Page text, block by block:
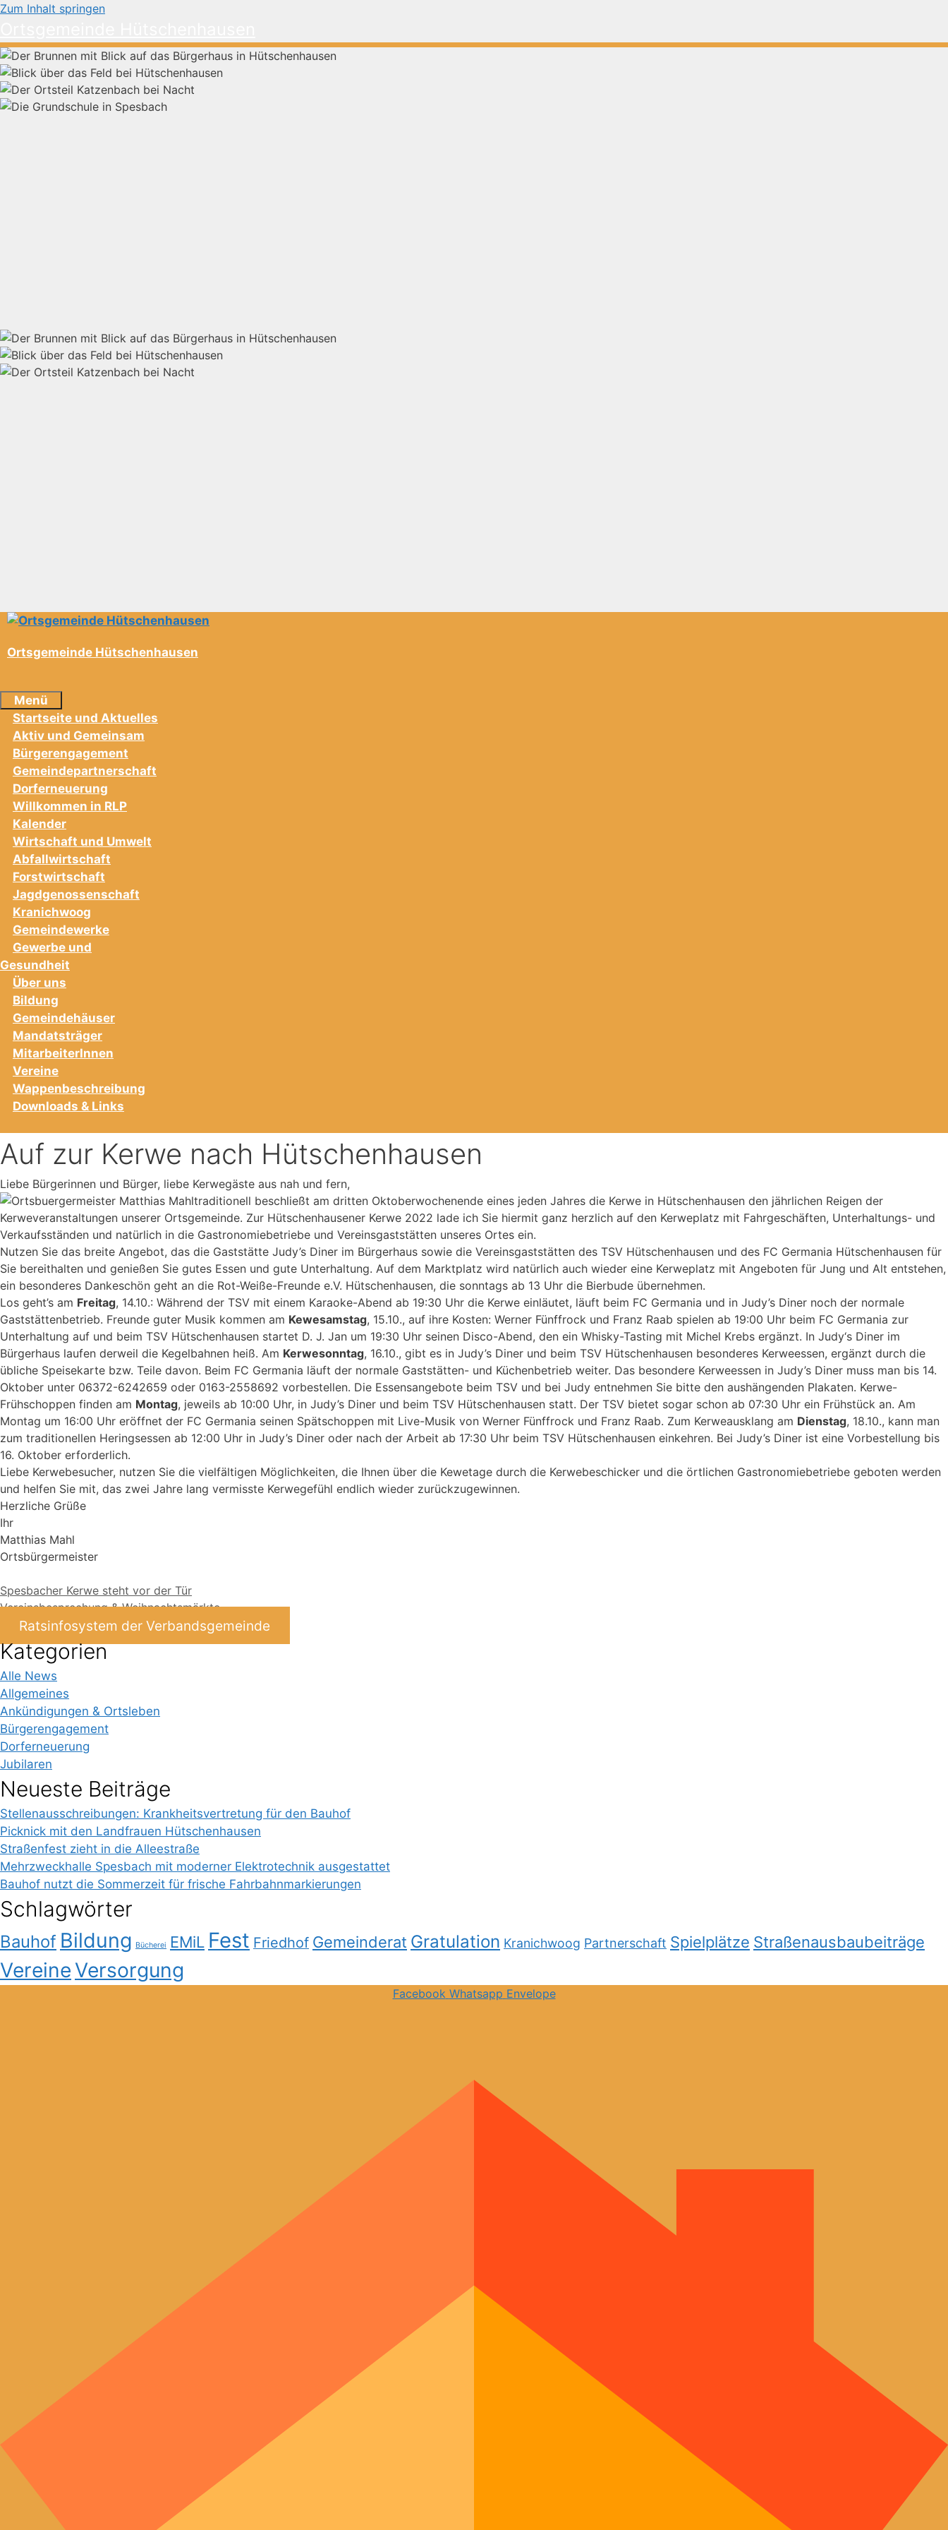
Zum Inhalt springen
Ortsgemeinde Hütschenhausen
Menü
Startseite und Aktuelles
Aktiv und Gemeinsam
Bürgerengagement
Gemeindepartnerschaft
Dorferneuerung
Willkommen in RLP
Kalender
Wirtschaft und Umwelt
Abfallwirtschaft
Forstwirtschaft
Jagdgenossenschaft
Kranichwoog
Gemeindewerke
Gewerbe und
Gesundheit
Über uns
Bildung
Gemeindehäuser
Mandatsträger
MitarbeiterInnen
Vereine
Wappenbeschreibung
Downloads & Links
Auf zur Kerwe nach Hütschenhausen
Liebe Bürgerinnen und Bürger, liebe Kerwegäste aus nah und fern,
traditionell beschließt am dritten Oktoberwochenende eines jeden Jahres die Kerwe in Hütschenhausen den jährlichen Reigen der
Kerweveranstaltungen unserer Ortsgemeinde. Zur Hütschenhausener Kerwe 2022 lade ich Sie hiermit ganz herzlich auf den Kerweplatz mit Fahrgeschäften, Unterhaltungs- und
Verkaufsständen und natürlich in die Gastronomiebetriebe und Vereinsgaststätten unseres Ortes ein.
Nutzen Sie das breite Angebot, das die Gaststätte Judy’s Diner im Bürgerhaus sowie die Vereinsgaststätten des TSV Hütschenhausen und des FC Germania Hütschenhausen für
Sie bereithalten und genießen Sie gutes Essen und gute Unterhaltung. Auf dem Marktplatz wird natürlich auch wieder eine Kerweplatz mit Angeboten für Jung und Alt entstehen,
ein besonderes Dankeschön geht an die Rot-Weiße-Freunde e.V. Hütschenhausen, die sonntags ab 13 Uhr die Bierbude übernehmen.
Los geht’s am Freitag, 14.10.: Während der TSV mit einem Karaoke-Abend ab 19:30 Uhr die Kerwe einläutet, läuft beim FC Germania und in Judy’s Diner noch der normale
Gaststättenbetrieb. Freunde guter Musik kommen am Kewesamstag, 15.10., auf ihre Kosten: Werner Fünffrock und Franz Raab spielen ab 19:00 Uhr beim FC Germania zur
Unterhaltung auf und beim TSV Hütschenhausen startet D. J. Jan um 19:30 Uhr seinen Disco-Abend, den ein Whisky-Tasting mit Michel Krebs ergänzt. In Judy‘s Diner im
Bürgerhaus laufen derweil die Kegelbahnen heiß. Am Kerwesonntag, 16.10., gibt es in Judy’s Diner und beim TSV Hütschenhausen besonderes Kerweessen, ergänzt durch die
übliche Speisekarte bzw. Teile davon. Beim FC Germania läuft der normale Gaststätten- und Küchenbetrieb weiter. Das besondere Kerweessen in Judy’s Diner muss man bis 14.
Oktober unter 06372-6242659 oder 0163-2558692 vorbestellen. Die Essensangebote beim TSV und bei Judy entnehmen Sie bitte den aushängenden Plakaten. Kerwe-
Frühschoppen finden am Montag, jeweils ab 10:00 Uhr, in Judy’s Diner und beim TSV Hütschenhausen statt. Der TSV bietet sogar schon ab 07:30 Uhr ein Frühstück an. Am
Montag um 16:00 Uhr eröffnet der FC Germania seinen Spätschoppen mit Live-Musik von Werner Fünffrock und Franz Raab. Zum Kerweausklang am Dienstag, 18.10., kann man
zum traditionellen Heringsessen ab 12:00 Uhr in Judy’s Diner oder nach der Arbeit ab 17:30 Uhr beim TSV Hütschenhausen einkehren. Bei Judy’s Diner ist eine Vorbestellung bis
16. Oktober erforderlich.
Liebe Kerwebesucher, nutzen Sie die vielfältigen Möglichkeiten, die Ihnen über die Kewetage durch die Kerwebeschicker und die örtlichen Gastronomiebetriebe geboten werden
und helfen Sie mit, das zwei Jahre lang vermisste Kerwegefühl endlich wieder zurückzugewinnen.
Herzliche Grüße
Ihr
Matthias Mahl
Ortsbürgermeister
Spesbacher Kerwe steht vor der Tür
Vereinsbesprechung & Weihnachtsmärkte
Ratsinfosystem der Verbandsgemeinde
Kategorien
Alle News
Allgemeines
Ankündigungen & Ortsleben
Bürgerengagement
Dorferneuerung
Jubilaren
Neueste Beiträge
Stellenausschreibungen: Krankheitsvertretung für den Bauhof
Picknick mit den Landfrauen Hütschenhausen
Straßenfest zieht in die Alleestraße
Mehrzweckhalle Spesbach mit moderner Elektrotechnik ausgestattet
Bauhof nutzt die Sommerzeit für frische Fahrbahnmarkierungen
Schlagwörter
Bauhof Bildung Bücherei EMiL Fest Friedhof Gemeinderat Gratulation Kranichwoog Partnerschaft Spielplätze Straßenausbaubeiträge
Vereine Versorgung
Facebook Whatsapp Envelope